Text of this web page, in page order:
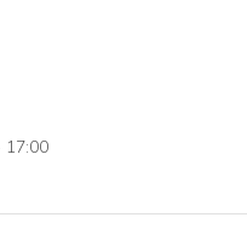
17:00